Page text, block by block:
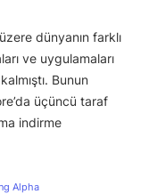
dünyanın farklı
ve uygulamaları
Bunun
üçüncü taraf
indirme
Alpha